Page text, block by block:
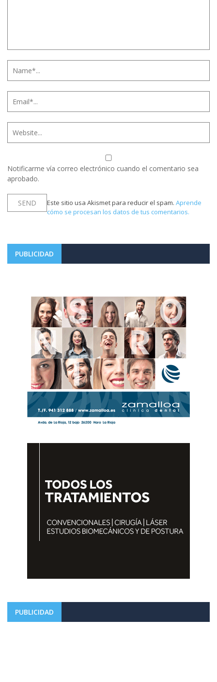
Notificarme vía correo electrónico cuando el comentario sea
aprobado.
Este sitio usa Akismet para reducir el spam. Aprende
cómo se procesan los datos de tus comentarios.
PUBLICIDAD
PUBLICIDAD